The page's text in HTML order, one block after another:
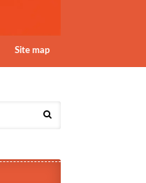
Site map